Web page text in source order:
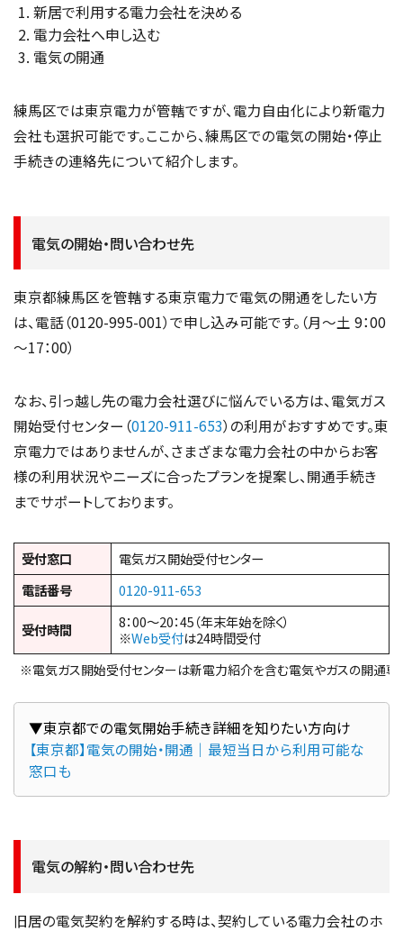
新居で利用する電力会社を決める
電力会社へ申し込む
電気の開通
練馬区では東京電力が管轄ですが、電力自由化により新電力
会社も選択可能です。ここから、練馬区での電気の開始・停止
手続きの連絡先について紹介します。
電気の開始・問い合わせ先
東京都練馬区を管轄する東京電力で電気の開通をしたい方
は、電話（0120-995-001）で申し込み可能です。（月～土 9：00
～17：00）
なお、引っ越し先の電力会社選びに悩んでいる方は、電気ガス
開始受付センター（0120-911-653）の利用がおすすめです。東
京電力ではありませんが、さまざまな電力会社の中からお客
様の利用状況やニーズに合ったプランを提案し、開通手続き
までサポートしております。
受付窓口
電気ガス開始受付センター
電話番号
0120-911-653
受付時間
8：00～20：45（年末年始を除く）
※Web受付は24時間受付
※電気ガス開始受付センターは新電力紹介を含む電気やガスの開通専
【東京都】電気の開始・開通｜最短当日から利用可能な
窓口も
電気の解約・問い合わせ先
旧居の電気契約を解約する時は、契約している電力会社のホ